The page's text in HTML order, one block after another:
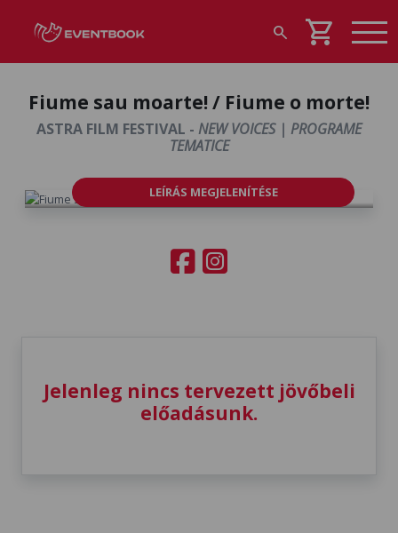
search shopping_cart
Fiume sau moarte! / Fiume o morte!
ASTRA FILM FESTIVAL - NEW VOICES | PROGRAME
TEMATICE
LEÍRÁS MEGJELENÍTÉSE
Jelenleg nincs tervezett jövőbeli
előadásunk.